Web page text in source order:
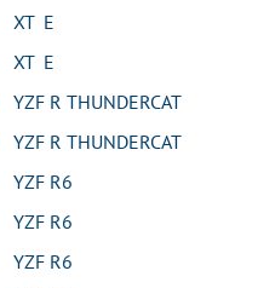
XT E
XT E
R THUNDERCAT
R THUNDERCAT
R6
R6
R6